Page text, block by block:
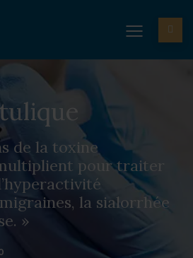
de la toxine
pour traiter
migraines, la sialorrhée
»